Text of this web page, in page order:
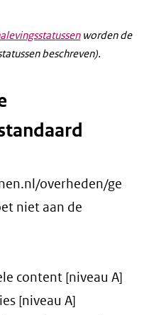
worden de
beschreven).
overheden/ge
niet aan de
content [niveau A]
[niveau A]